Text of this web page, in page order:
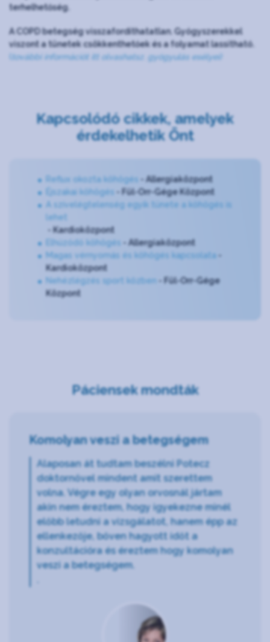
terhelhetőség.
A COPD betegség visszafordíthatatlan. Gyógyszerekkel
viszont a tünetek csökkenthetőek és a folyamat lassítható.
további információt itt olvashatsz. gyógyulás esélyei)
Kapcsolódó cikkek, amelyek
érdekelhetik Önt
Reflux okozta köhögés
- Allergiaközpont
Éjszakai köhögés
- Fül-Orr-Gége Központ
A szívelégtelenség egyik tünete a köhögés is
lehet
- Kardioközpont
Elhúzódó köhögés
- Allergiaközpont
Magas vérnyomás és köhögés kapcsolata
Kardioközpont
Nehézlégzés sport közben
- Fül-Orr-Gége
Központ
Páciensek mondták
Komolyan veszi a betegségem
Alaposan át tudtam beszélni Potecz
doktornővel mindent amit szerettem
volna. Végre egy olyan orvosnál jártam
akin nem éreztem, hogy igyekezne minél
előbb letudni a vizsgálatot, hanem épp az
ellenkezője, bőven hagyott időt a
konzultációra és éreztem hogy komolyan
veszi a betegségem.